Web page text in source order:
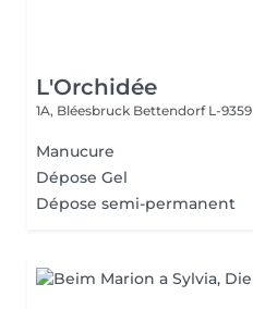
L'Orchidée
1A, Bléesbruck Bettendorf L-9359
Manucure
Dépose Gel
Dépose semi-permanent